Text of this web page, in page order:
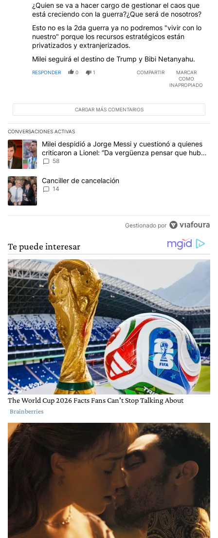
¿Quien se va a hacer cargo de gestionar el caos que
está creciendo con la guerra?¿Que será de nosotros?
Esto no es la 2da guerra ya no podremos "vivir con lo
nuestro" porque los recursos estratégicos están
privatizados y extranjerizados.
Milei seguirá el destino de Trump y Bibi Netanyahu.
RESPONDER 0 1 COMPARTIR
MARCAR
COMO
INAPROPIADO
CARGAR MÁS COMENTARIOS
CONVERSACIONES ACTIVAS
Este listado muestra los artículos con más comentarios en los
Un artículo de tendencia con el título "Milei despidió a Jorge
Milei despidió a Jorge Messi y cuestionó a quienes
criticaron a Lionel: “Da vergüenza pensar que hubo
anti-Messi”
58
Un artículo de tendencia con el título "Canciller de cancelación"
Canciller de cancelación
14
Gestionado por